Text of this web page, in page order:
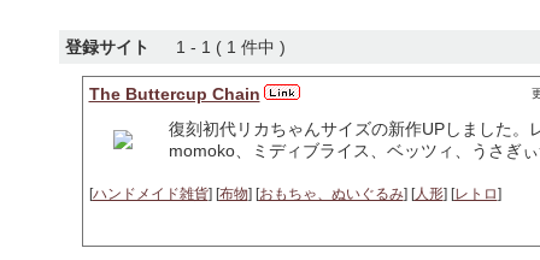
登録サイト 1 - 1 ( 1 件中 )
The Buttercup Chain
復刻初代リカちゃんサイズの新作UPしました
momoko、ミディブライス、ベッツィ、うさぎ
[ハンドメイド雑貨] [布物] [おもちゃ、ぬいぐるみ] [人形] [レトロ]